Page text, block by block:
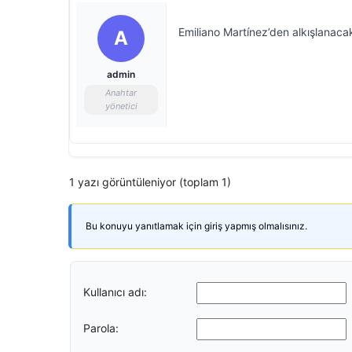
A
admin
Anahtar
yönetici
Emiliano Martínez’den
1 yazı görüntüleniyor (toplam 1)
Bu konuyu yanıtlamak için giriş yapmış olmalısınız.
Kullanıcı adı:
Parola: